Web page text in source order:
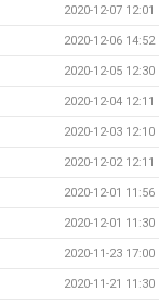
2020-12-07 12:01
2020-12-06 14:52
2020-12-05 12:30
2020-12-04 12:11
2020-12-03 12:10
2020-12-02 12:11
2020-12-01 11:56
2020-12-01 11:30
2020-11-23 17:00
2020-11-21 11:30